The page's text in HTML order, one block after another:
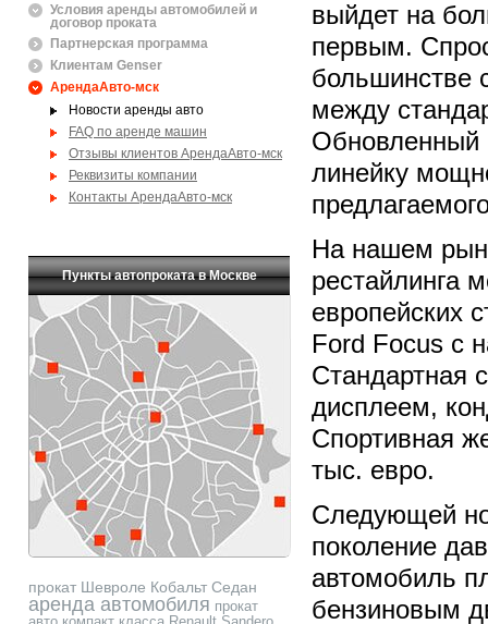
Условия аренды автомобилей и
договор проката
Партнерская программа
Клиентам Genser
АрендаАвто-мск
Новости аренды авто
FAQ по аренде машин
Отзывы клиентов АрендаАвто-мск
Реквизиты компании
Контакты АрендаАвто-мск
Пункты автопроката в Москве
прокат Шевроле Кобальт Седан
аренда автомобиля прокат
выйдет на
первым.
большинстве
между
Обновленный
линейку
На нашем
рестайлинга
европейских
Ford Focus с
Стандартная
дисплеем,
Спортивная
тыс. евро.
Следующей
поколение
автомобиль
бензиновым